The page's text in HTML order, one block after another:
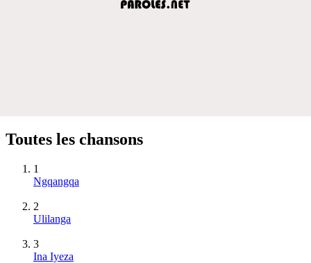
Toutes les chansons
1
Ngqangqa
2
Ulilanga
3
Ina Iyeza